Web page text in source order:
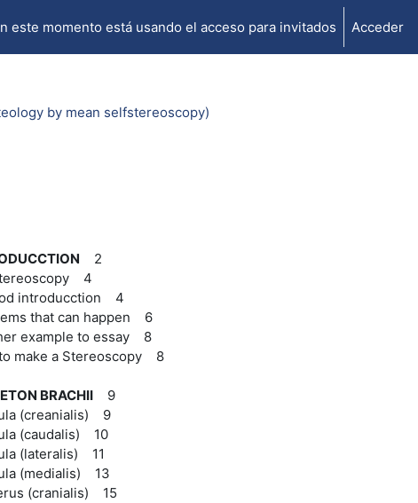
este momento está usando el acceso para invitados Acceder
by mean selfstereoscopy)
2
4
introducction 4
that can happen 6
example to essay 8
make a Stereoscopy 8
BRACHII9
(creanialis) 9
(caudalis) 10
(lateralis) 11
(medialis) 13
(cranialis) 15